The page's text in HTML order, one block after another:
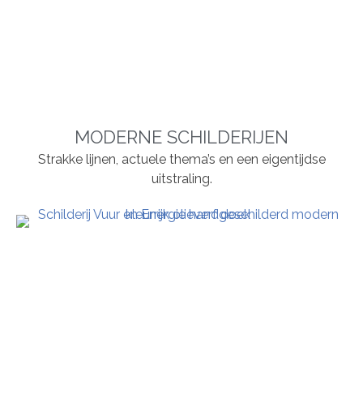
MODERNE SCHILDERIJEN
Strakke lijnen, actuele thema’s en een eigentijdse
uitstraling.